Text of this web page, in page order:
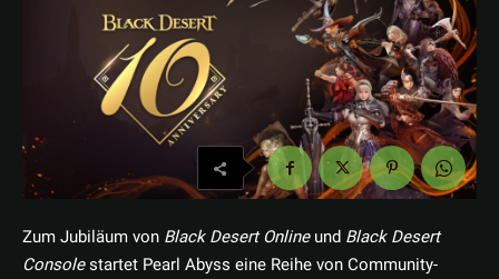
Zum Jubiläum von Black Desert Onlineund Black Desert
Consolestartet Pearl Abyss eine Reihe von Community-